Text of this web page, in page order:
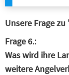
Unsere Frage
Frage 6.:
Was wird ihre
weitere